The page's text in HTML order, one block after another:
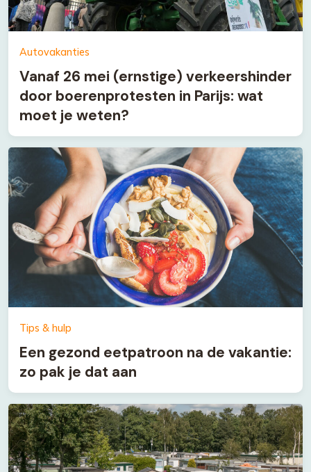
Autovakanties
Vanaf 26 mei (ernstige) verkeershinder
door boerenprotesten in Parijs: wat
moet je weten?
Tips & hulp
Een gezond eetpatroon na de vakantie:
zo pak je dat aan